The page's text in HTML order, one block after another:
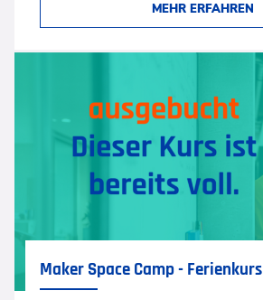
MEHR ERFAHREN
Maker Space Camp - Ferienkurs